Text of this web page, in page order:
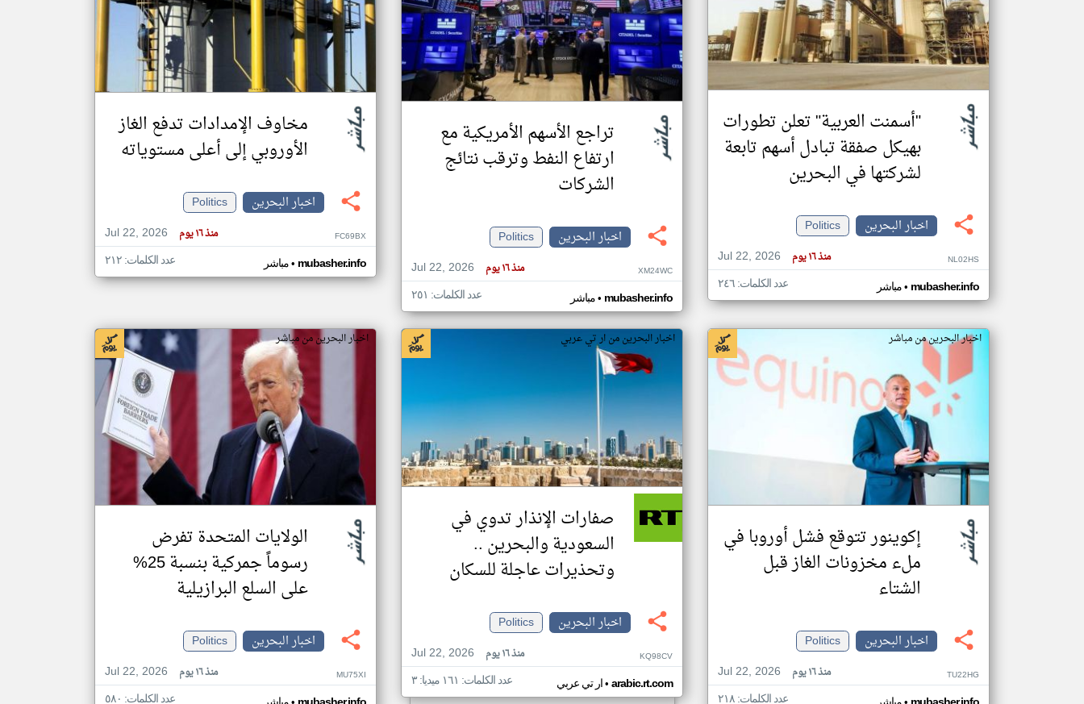
تغيير الدولة
مصادر الأخبار من البحرين
أهم اخبار البحرين العاجلة والمباشرة
"أسمنت العربية" تعلن تطورات
بهيكل صفقة تبادل أسهم تابعة
لشركتها في البحرين
اخبار البحرين
Politics
Jul 22, 2026
منذ ١٦ يوم NL02HS
مباشر• mubasher.info عدد الكلمات: ٢٤٦
تراجع الأسهم الأمريكية مع
ارتفاع النفط وترقب نتائج
الشركات
اخبار البحرين
Politics
Jul 22, 2026
منذ ١٦ يوم XM24WC
مباشر• mubasher.info عدد الكلمات: ٢٥١
مخاوف الإمدادات تدفع الغاز
الأوروبي إلى أعلى مستوياته
اخبار البحرين
Politics
Jul 22, 2026
منذ ١٦ يوم FC69BX
مباشر• mubasher.info عدد الكلمات: ٢١٢
اخبار البحرين من مباشر
إكوينور تتوقع فشل أوروبا في
ملء مخزونات الغاز قبل
الشتاء
اخبار البحرين
Politics
Jul 22, 2026
منذ ١٦ يوم TU22HG
عدد الكلمات: ٢١٨
اخبار البحرين من ار تي عربي
صفارات الإنذار تدوي في
السعودية والبحرين ..
وتحذيرات عاجلة للسكان
اخبار البحرين
Politics
Jul 22, 2026
منذ ١٦ يوم KQ98CV
ار تي عربي• arabic.rt.com عدد الكلمات: ١٦١ ميديا: ٣
اخبار البحرين من مباشر
الولايات المتحدة تفرض
رسوماً جمركية بنسبة 25%
على السلع البرازيلية
اخبار البحرين
Politics
Jul 22, 2026
منذ ١٦ يوم MU75XI
عدد الكلمات: ٥٨٠
klyoum.com